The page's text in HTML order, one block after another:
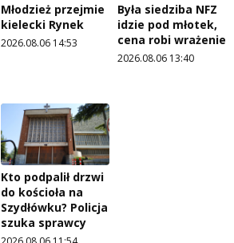
Młodzież przejmie
kielecki Rynek
2026.08.06 14:53
Była siedziba NFZ
idzie pod młotek,
cena robi wrażenie
2026.08.06 13:40
Kto podpalił drzwi
do kościoła na
Szydłówku? Policja
szuka sprawcy